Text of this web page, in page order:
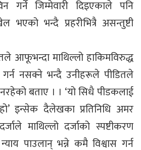
गर्ने जिम्मेवारी दिइएकाले पनि
भएको भन्दै प्रहरीभित्रै असन्तुष्टी
आफूभन्दा माथिल्लो हाकिमविरुद्ध
गर्न नसक्ने भन्दै उनीहरूले पीडितले
बताए । । ‘यो सिधै पीडकलाई
इन्सेक दैलेखका प्रतिनिधि अमर
माथिल्लो दर्जाको स्पष्टीकरण
पाउलान् भन्ने कमै विश्वास गर्न